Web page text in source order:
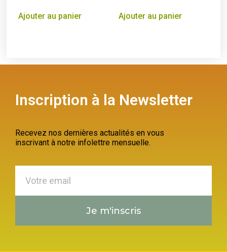
Ajouter au panier Ajouter au panier
Inscription à la Newsletter
Recevez nos dernières actualités en vous
inscrivant à notre infolettre mensuelle.
Je m'inscris